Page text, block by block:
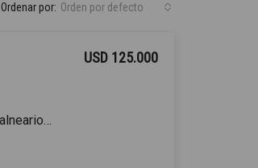
Ordenar por: Orden por defecto
Terreno en venta de 1987m2 ubicado en Balneario Las Flores
USD 125.000